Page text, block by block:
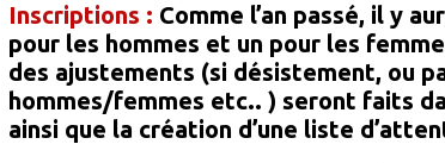
Inscriptions : Comme l’an passé, il y
pour les hommes et un pour les
des ajustements (si désistement, ou
hommes/femmes etc.. ) seront faits
ainsi que la création d’une liste